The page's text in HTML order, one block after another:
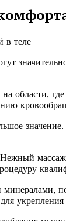
области,
для